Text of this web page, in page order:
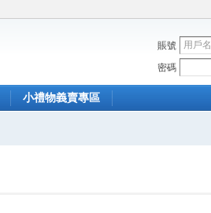
賬號
密碼
小禮物義賣專區